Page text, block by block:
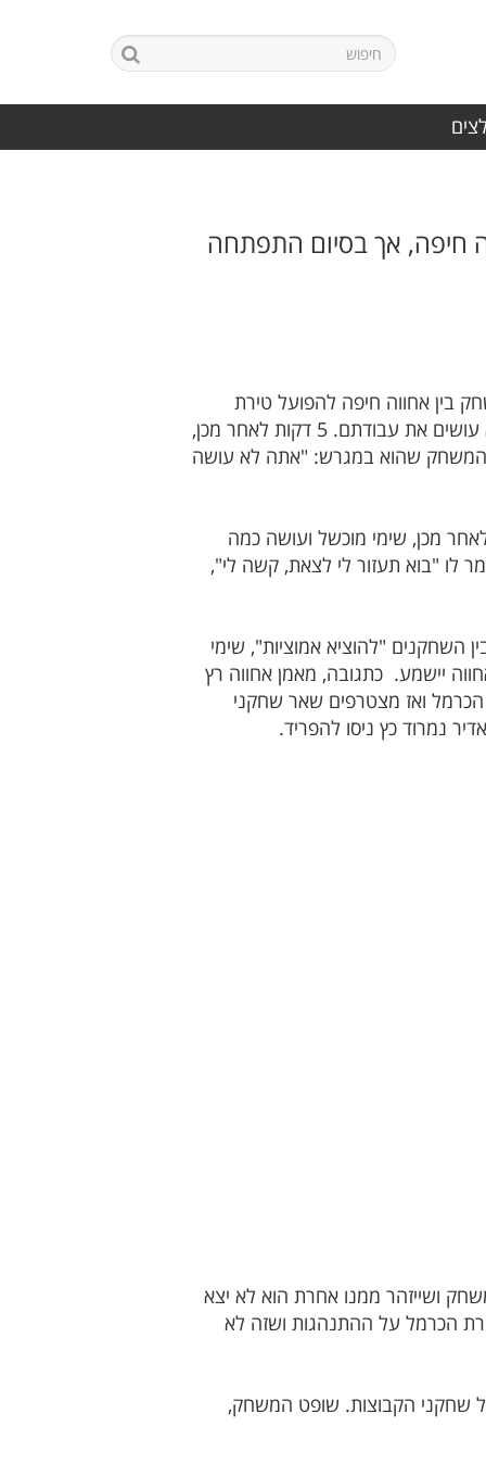
לליגה ג'. טירת הכרמל אומנם ניצחה 0-1 את אחווה חיפה, אך בסיום התפתחה
בין אחווה חיפה להפועל טירת
הכרמל, היצרים החלו להתלהט. שחקנה של טירת הכרמל, שימי פרץ, החל לצעוק על השחקנים שהם לא עושים את עבודתם. 5 דקות לאחר מכן,
המשחק שהוא במגרש: "אתה לא עושה
על לוח התוצאות. דקותיים לאחר מכן, שימי מוכשל ועושה כמה
לו "בוא תעזור לי לצאת, קשה לי",
בין השחקנים "להוציא אמוציות", שימי
שגם הספסל של אחווה יישמע. כתגובה, מאמן אחווה רץ
ואז מצטרפים שאר שחקני
נמרוד כץ ניסו להפריד.
ושייזהר ממנו אחרת הוא לא יצא
הכרמל על ההתנהגות ושזה לא
בלבד בחלקי הגוף של שחקני הקבוצות. שופט המשחק,